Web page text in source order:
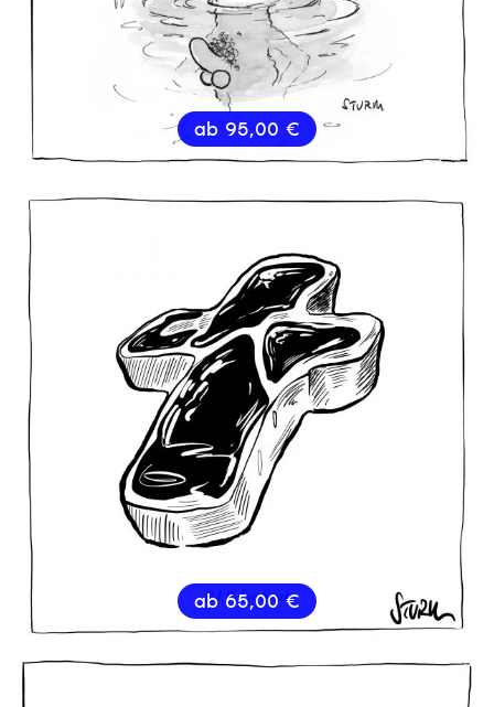
ab 95,00 €
ab 65,00 €